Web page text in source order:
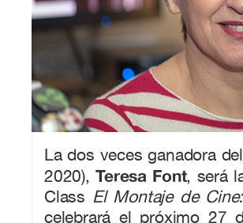
La dos veces ganadora del
2020),Teresa Font, será
Class El Montaje de
celebrará el próximo 27